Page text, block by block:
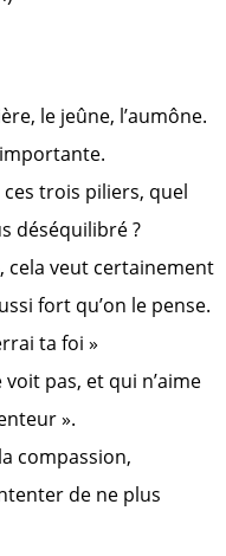
le jeûne, l’aumône.
trois piliers, quel
déséquilibré ?
cela veut certainement
fort qu’on le pense.
ta foi »
pas, et qui n’aime
».
compassion,
de ne plus